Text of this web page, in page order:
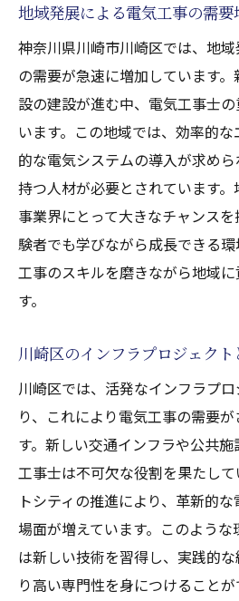
必要なスキルセットと資
最新の電気工事技術の
実務経験と現場での実
企業内でのキャリアパ
効果的な自己PRと職務
キャリアアップのため
電気工事の需要が高まる神
の現状
大型開発プロジェクト
新エネルギー分野での
地域の経済成長と電気
成功する電気工事転職活動
イステップガイド
転職活動の計画と目標
効果的な求人情報の探
履歴書と職務経歴書の
地域発展による電気工事の需要
神奈川県川崎市川崎区では、地
の需要が急速に増加しています
設の建設が進む中、電気工事士
います。この地域では、効率的
的な電気システムの導入が求め
持つ人材が必要とされています
事業界にとって大きなチャンス
験者でも学びながら成長できる
工事のスキルを磨きながら地域
す。
川崎区のインフラプロジェク
川崎区では、活発なインフラプ
り、これにより電気工事の需要
す。新しい交通インフラや公共
工事士は不可欠な役割を果たし
トシティの推進により、革新的
場面が増えています。このよう
は新しい技術を習得し、実践的
り高い専門性を身につけること